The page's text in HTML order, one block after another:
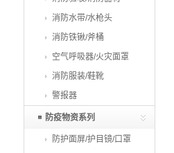
消防水带/水枪头
消防铁锹/斧桶
空气呼吸器/火灾面罩
消防服装/鞋靴
警报器
防疫物资系列
防护面屏/护目镜/口罩